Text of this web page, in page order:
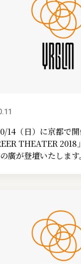
14（日）に京都で
THEATER
廣が登壇いたします。